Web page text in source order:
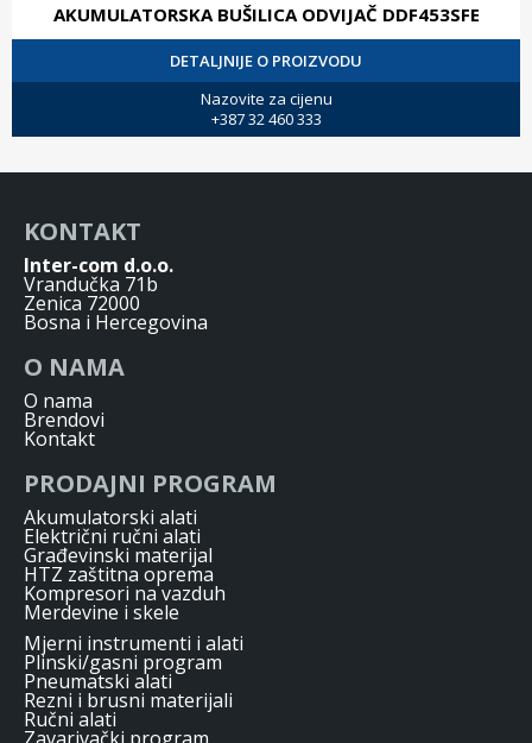
AKUMULATORSKA BUŠILICA ODVIJAČ DDF453SFE
DETALJNIJE O PROIZVODU
Nazovite za cijenu
+387 32 460 333
KONTAKT
Inter-com d.o.o.
Vrandučka 71b
Zenica 72000
Bosna i Hercegovina
O NAMA
O nama
Brendovi
Kontakt
PRODAJNI PROGRAM
Akumulatorski alati
Električni ručni alati
Građevinski materijal
HTZ zaštitna oprema
Kompresori na vazduh
Merdevine i skele
Mjerni instrumenti i alati
Plinski/gasni program
Pneumatski alati
Rezni i brusni materijali
Ručni alati
Zavarivački program